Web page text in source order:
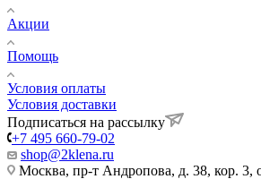
Акции
Помощь
Условия оплаты
Условия доставки
Подписаться на рассылку
+7 495 660-79-02
shop@2klena.ru
Москва, пр-т Андропова, д. 38, кор. 3,